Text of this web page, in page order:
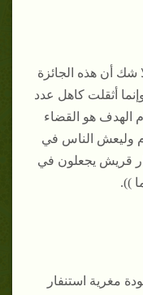
شك أن هذه الجائزة
أثقلت كاهل عدد
الهدف هو القضاء
وليعش الناس في
قريش يجعلون في
)).
مغرية استنفار